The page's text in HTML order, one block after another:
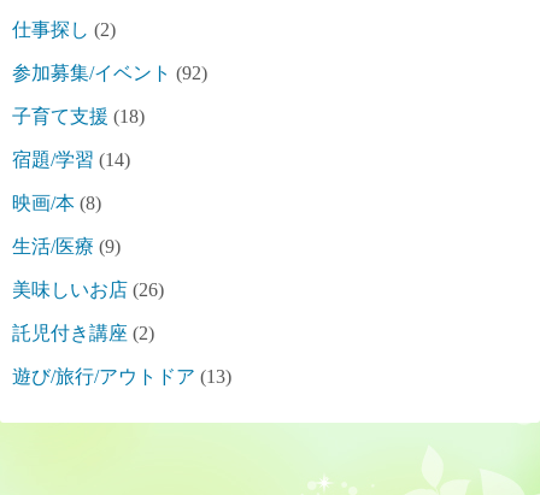
仕事探し (2)
参加募集/イベント (92)
子育て支援 (18)
宿題/学習 (14)
映画/本 (8)
生活/医療 (9)
美味しいお店 (26)
託児付き講座 (2)
遊び/旅行/アウトドア (13)